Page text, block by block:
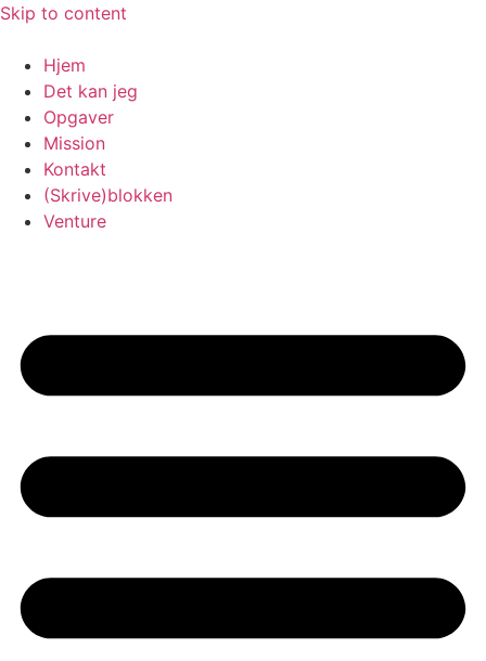
Skip to content
Hjem
Det kan jeg
Opgaver
Mission
Kontakt
(Skrive)blokken
Venture